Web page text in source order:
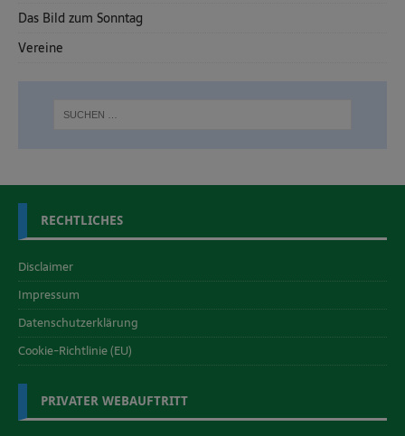
Das Bild zum Sonntag
Vereine
RECHTLICHES
Disclaimer
Impressum
Datenschutzerklärung
Cookie-Richtlinie (EU)
PRIVATER WEBAUFTRITT